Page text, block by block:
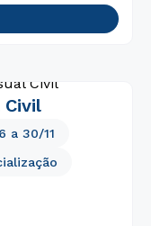
Civil
a 30/11